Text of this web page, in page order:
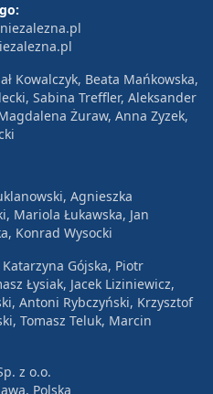
Kowalczyk, Beata Mańkowska,
Sabina Treffler, Aleksander
Żuraw, Anna Zyzek,
Agnieszka
Mariola Łukawska, Jan
Konrad Wysocki
Gójska, Piotr
Łysiak, Jacek Liziniewicz,
Antoni Rybczyński, Krzysztof
Tomasz Teluk, Marcin
z o.o.
Polska